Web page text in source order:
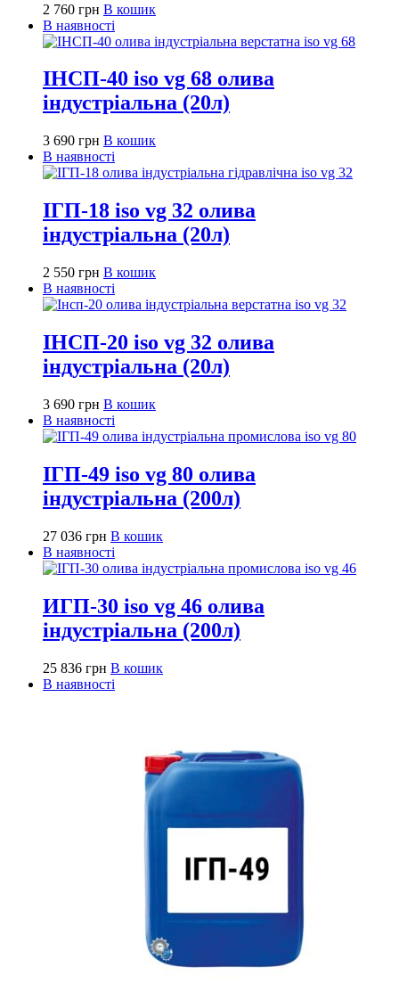
2 760 грн В кошик
В наявності
ІНСП-40 iso vg 68 олива
індустріальна (20л)
3 690 грн В кошик
В наявності
ІГП-18 iso vg 32 олива
індустріальна (20л)
2 550 грн В кошик
В наявності
ІНСП-20 iso vg 32 олива
індустріальна (20л)
3 690 грн В кошик
В наявності
ІГП-49 iso vg 80 олива
індустріальна (200л)
27 036 грн В кошик
В наявності
ИГП-30 iso vg 46 олива
індустріальна (200л)
25 836 грн В кошик
В наявності